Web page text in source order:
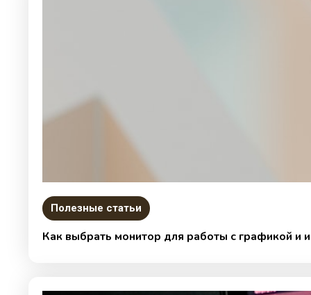
Полезные статьи
Как выбрать монитор для работы с графикой и